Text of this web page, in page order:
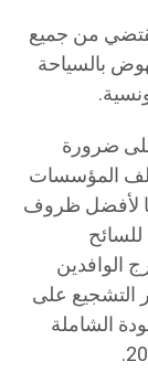
تقتضي من جميع
بالسياحة
ضرورة
المؤسسات
لأفضل ظروف
الوافدين
على
الشاملة